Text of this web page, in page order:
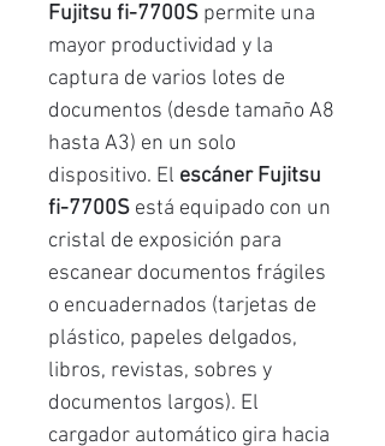
Fujitsu fi-7700S permite una
mayor productividad y la
captura de varios lotes de
documentos (desde tamaño A8
hasta A3) en un solo
dispositivo. El escáner Fujitsu
fi-7700S está equipado con un
cristal de exposición para
escanear documentos frágiles
o encuadernados (tarjetas de
plástico, papeles delgados,
libros, revistas, sobres y
documentos largos). El
cargador automático gira hacia